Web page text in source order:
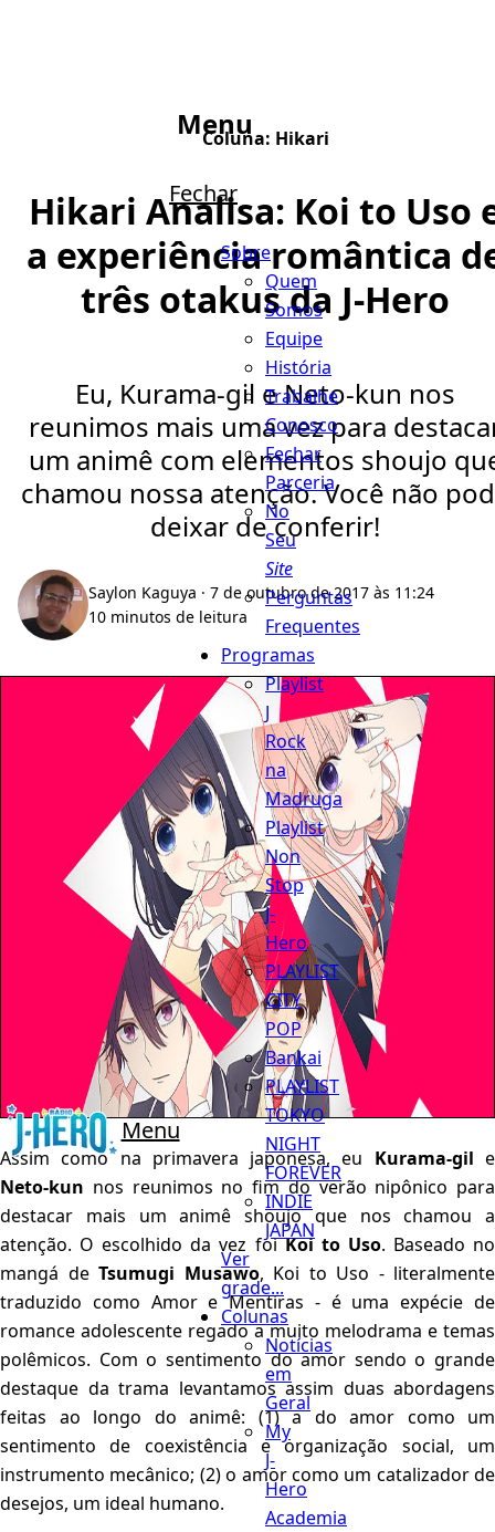
Menu
Menu
Fechar
Sobre
Quem
Somos
Equipe
História
Trabalhe
Conosco
Fechar
Parceria
No
Seu
Site
Perguntas
Frequentes
Programas
Playlist
J
Rock
na
Madruga
Playlist
Non
Stop
J-
Hero
PLAYLIST
CITY
POP
Bankai
PLAYLIST
TOKYO
NIGHT
FOREVER
INDIE
JAPAN
Ver
grade...
Colunas
Notícias
em
Geral
My
J-
Hero
Academia
Coluna: Hikari
Hikari Analisa: Koi to Uso
a experiência romântica
três otakus da J-Hero
Eu, Kurama-gil e Neto-kun nos
reunimos mais uma vez para
um animê com elementos shoujo
chamou nossa atenção. Você não
deixar de conferir!
Saylon Kaguya · 7 de outubro de 2017 às 11:24
10 minutos de leitura
Assim como na primavera japonesa, eu Kurama-gil e
Neto-kun nos reunimos no fim do verão nipônico para
destacar mais um animê shoujo que nos chamou a
atenção. O escolhido da vez foiKoi to Uso. Baseado no
mangá de Tsumugi Musawo, Koi to Uso - literalmente
traduzido como Amor e Mentiras - é uma expécie de
romance adolescente regado a muito melodrama e temas
polêmicos. Com o sentimento do amor sendo o grande
destaque da trama levantamos assim duas abordagens
feitas ao longo do animê: (1) a do amor como um
sentimento de coexistência e organização social, um
instrumento mecânico; (2) o amor como um catalizador de
desejos, um ideal humano.